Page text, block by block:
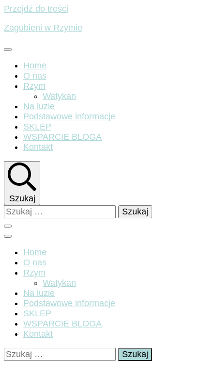
Przejdź do treści
Zagubieni w Rzymie
Home
O nas
Rzym
Watykan
Na luzie
Podstawowe informacje
SKLEP
WSPARCIE BLOGA
Kontakt
Szukaj
Szukaj:
Home
O nas
Rzym
Watykan
Na luzie
Podstawowe informacje
SKLEP
WSPARCIE BLOGA
Kontakt
Szukaj: